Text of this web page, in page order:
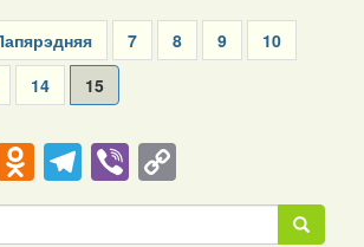
Page
7 Page
8 Page
9 Page
10
Page
14
Current
page
15
Odnoklassniki
Telegram
ViberCopy
Link Пошук
Пошук